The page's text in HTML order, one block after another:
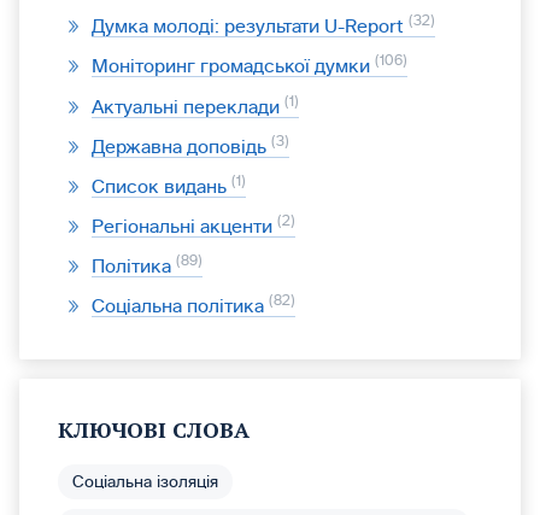
Думка молоді: результати U-Report 32
Моніторинг громадської думки 106
Актуальні переклади 1
Державна доповідь 3
Список видань 1
Регіональні акценти 2
Політика 89
Соціальна політика 82
КЛЮЧОВІ СЛОВА
Соціальна ізоляція